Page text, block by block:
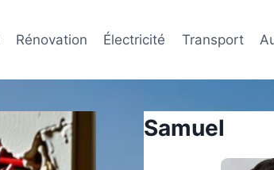
Rénovation Électricité Transport
Samuel